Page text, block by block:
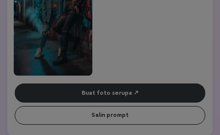
Buat foto serupa
Salin prompt